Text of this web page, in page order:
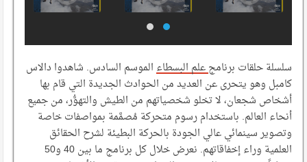
سلسلة حلقات برنامج علم البسطاء الموسم السادس. شاهدوا دالاس
كامبل وهو يتحرى عن العديد من الحوادث الجديدة التي قام بها
أشخاص شجعان، لا تخلو شخصياتهم من الطيش والتهوُّر، من جميع
أنحاء العالم. باستخدام رسوم متحركة مُصمَّمة بمواصفات خاصة
وتصوير سينمائي عالي الجودة بالحركة البطيئة لشرح الحقائق
العلمية وراء إخفاقاتهم. نعرض خلال كل برنامج ما بين 40 و50